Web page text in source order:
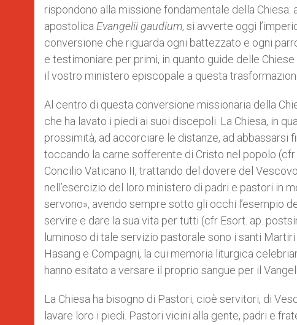
rispondono alla missione fondamentale della Chiesa:
apostolica Evangelii gaudium, si avverte oggi
conversione che riguarda ogni battezzato e ogni
e testimoniare per primi, in quanto guide delle
il vostro ministero episcopale a questa
Al centro di questa conversione missionaria della
che ha lavato i piedi ai suoi discepoli. La Chiesa, in
prossimità, ad accorciare le distanze, ad abbassarsi
toccando la carne sofferente di Cristo nel popolo (cfr
Concilio Vaticano II, trattando del dovere del
nell’esercizio del loro ministero di padri e pastori in
servono», avendo sempre sotto gli occhi l’esempio
servire e dare la sua vita per tutti (cfr Esort. ap.
luminoso di tale servizio pastorale sono i santi
Hasang e Compagni, la cui memoria liturgica
hanno esitato a versare il proprio sangue per il
La Chiesa ha bisogno di Pastori, cioè servitori, di
lavare loro i piedi. Pastori vicini alla gente, padri e